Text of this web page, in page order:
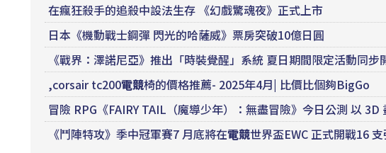
在瘋狂殺手的追殺中設法生存 《幻戲驚魂夜》正式上市
日本《機動戰士鋼彈 閃光的哈薩威》票房突破10億日圓
《戰界：澤諾尼亞》推出「時裝覺醒」系統 夏日期間限定活動同步
,corsair tc200電競椅的價格推薦- 2025年4月| 比價比個夠BigGo
冒險 RPG《FAIRY TAIL（魔導少年）：無盡冒險》今日公測 以 3D
《鬥陣特攻》季中冠軍賽7 月底將在電競世界盃EWC 正式開戰16